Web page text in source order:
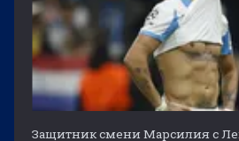
Защитник смени Марсилия с